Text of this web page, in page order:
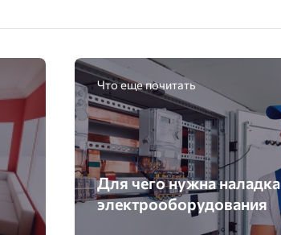
Что еще почитать
Для чего нужна наладка
электрооборудования